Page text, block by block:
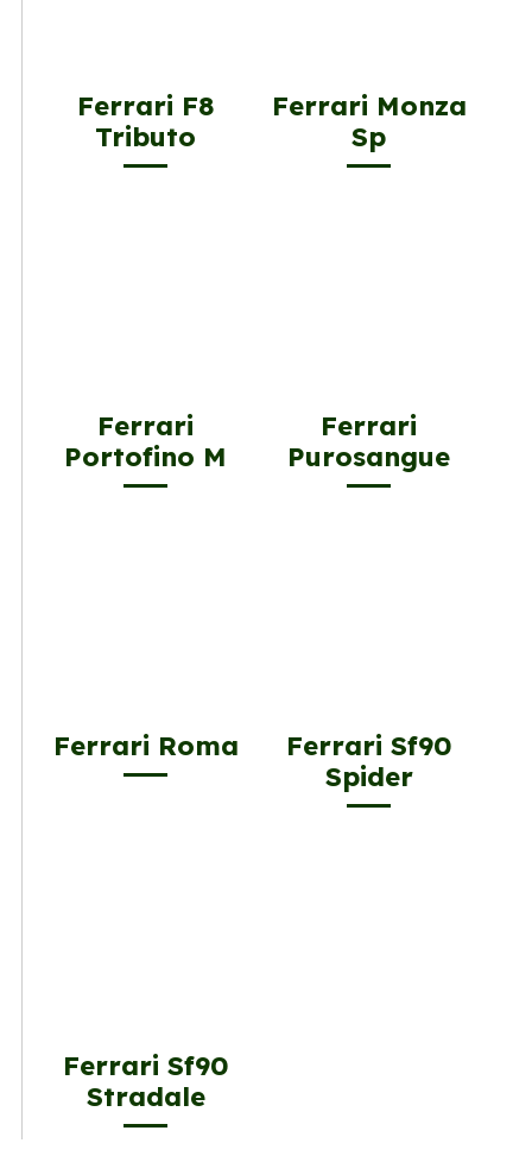
Ferrari F8
Tributo
Ferrari Monza
Sp
Ferrari
Portofino M
Ferrari
Purosangue
Ferrari Roma
Ferrari Sf90
Spider
Ferrari Sf90
Stradale